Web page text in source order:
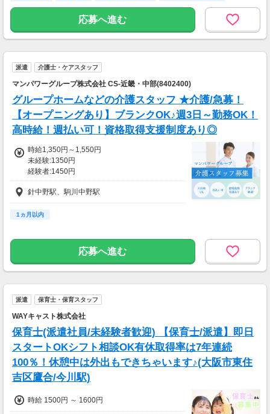
未経験歓迎
応募へ進む
派遣 介護士・ケアスタッフ
マンパワーグループ株式会社 CS-近畿・中部(8402400)
グループホームなどの介護スタッフ ★介護/急募！
【オープニングあり】ブランクOK♪週3日～勤務OK！
高時給！週払い可！資格取得支援制度あり◎
時給1,350円～1,550円
未経験:1350円
経験者:1450円
介護福祉士:1550円
針中野駅、駒川中野駅
1ヵ月以内
応募へ進む
派遣 保育士・保育スタッフ
WAYキャスト株式会社
保育士(派遣社員/未経験者歓迎) 【保育士/派遣】即日
スタートOKシフト相談OK有休取得率は7年連続
100％！休憩中は外出もできちゃいます♪(大阪市東住
吉区鷹合/今川駅)
時給 1500円 ～ 1600円